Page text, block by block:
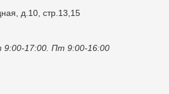
д.10, стр.13,15
17:00. Пт 9:00-16:00